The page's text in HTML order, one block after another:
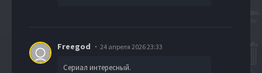
Freegod 24 апреля 2026 23:33
Сериал интересный.